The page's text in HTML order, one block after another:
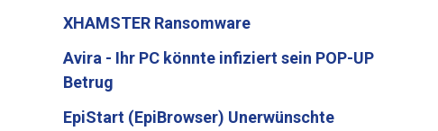
XHAMSTER Ransomware
Avira - Ihr PC könnte infiziert sein POP-UP
Betrug
EpiStart (EpiBrowser) Unerwünschte